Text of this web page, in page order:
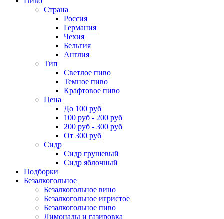
Страна
Россия
Германия
Чехия
Бельгия
Англия
Тип
Светлое пиво
Темное пиво
Крафтовое пиво
Цена
До 100 руб
100 руб - 200 руб
200 руб - 300 руб
От 300 руб
Сидр
Сидр грушевый
Сидр яблочный
Подборки
Безалкогольное
Безалкогольное вино
Безалкогольное игристое
Безалкогольное пиво
Лимонады и газировка